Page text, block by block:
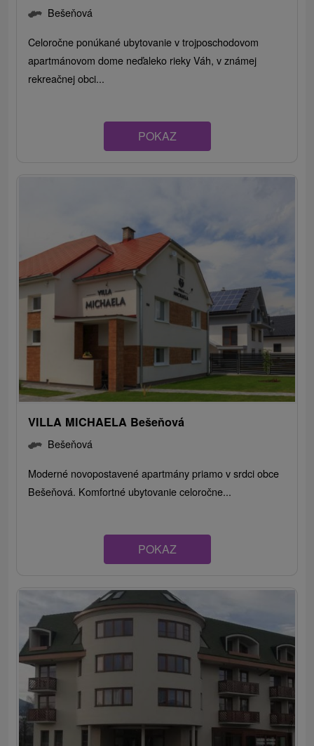
Bešeňová
Celoročne ponúkané ubytovanie v trojposchodovom
apartmánovom dome neďaleko rieky Váh, v známej
rekreačnej obci...
POKAZ
VILLA MICHAELA Bešeňová
Bešeňová
Moderné novopostavené apartmány priamo v srdci obce
Bešeňová. Komfortné ubytovanie celoročne...
POKAZ